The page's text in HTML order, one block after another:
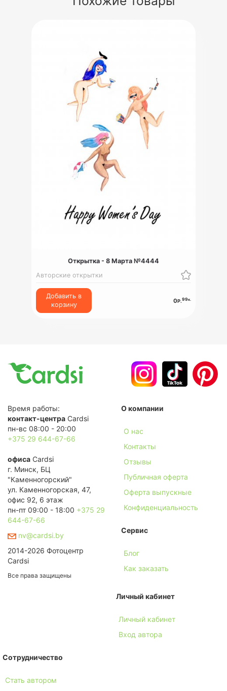
Открытка - 8 Марта №4444
Авторские открытки
Добавить в
корзину
0Р.99к.
Время работы:
контакт-центра Cardsi
пн-вс 08:00 - 20:00
+375 29 644-67-66
офиса Cardsi
г. Минск, БЦ
"Каменногорский"
ул. Каменногорская, 47,
офис 92, 6 этаж
пн-пт 09:00 - 18:00 +375 29
644-67-66
nv@cardsi.by
2014-2026 Фотоцентр
Cardsi
Все права защищены
О компании
О нас
Контакты
Отзывы
Публичная оферта
Оферта выпускные
Конфиденциальность
Сервис
Блог
Как заказать
Личный кабинет
Личный кабинет
Вход автора
Сотрудничество
Стать автором